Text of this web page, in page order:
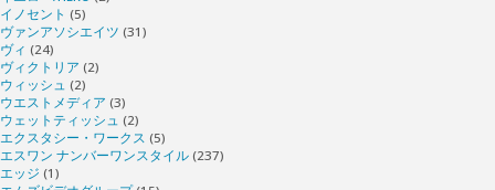
イノセント (5)
ヴァンアソシエイツ (31)
ヴィ (24)
ヴィクトリア (2)
ウィッシュ (2)
ウエストメディア (3)
ウェットティッシュ (2)
エクスタシー・ワークス (5)
エスワン ナンバーワンスタイル (237)
エッジ (1)